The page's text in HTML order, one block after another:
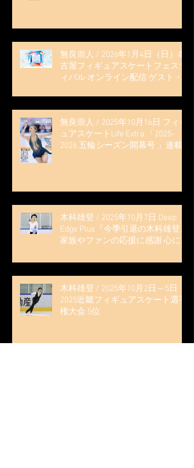
無良崇人 / 2026年1月4日（日）名
古屋フィギュアスケートフェステ
ィバル オンライン配信 ゲスト・
無良崇人 / 2025年10月16日 フィギ
ュアスケートLife Extra 「2025-
2026 五輪シーズン開幕号 」連載
木科雄登 / 2025年10月7日 Deep
Edge Plus『今季引退の木科雄登、
家族やファンの応援に感謝 心に響
見に来て」』
木科雄登 / 2025年10月2日～5日
2025近畿フィギュアスケート選手
権大会 5位